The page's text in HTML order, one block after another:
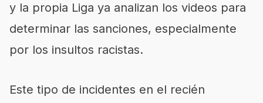
y la propia Liga ya analizan los videos para
determinar las sanciones, especialmente
por los insultos racistas.
Este tipo de incidentes en el recién